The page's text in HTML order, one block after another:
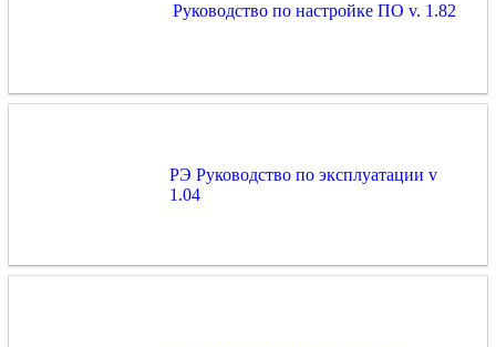
Руководство по настройке ПО v. 1.82
РЭ Руководство по эксплуатации v
1.04